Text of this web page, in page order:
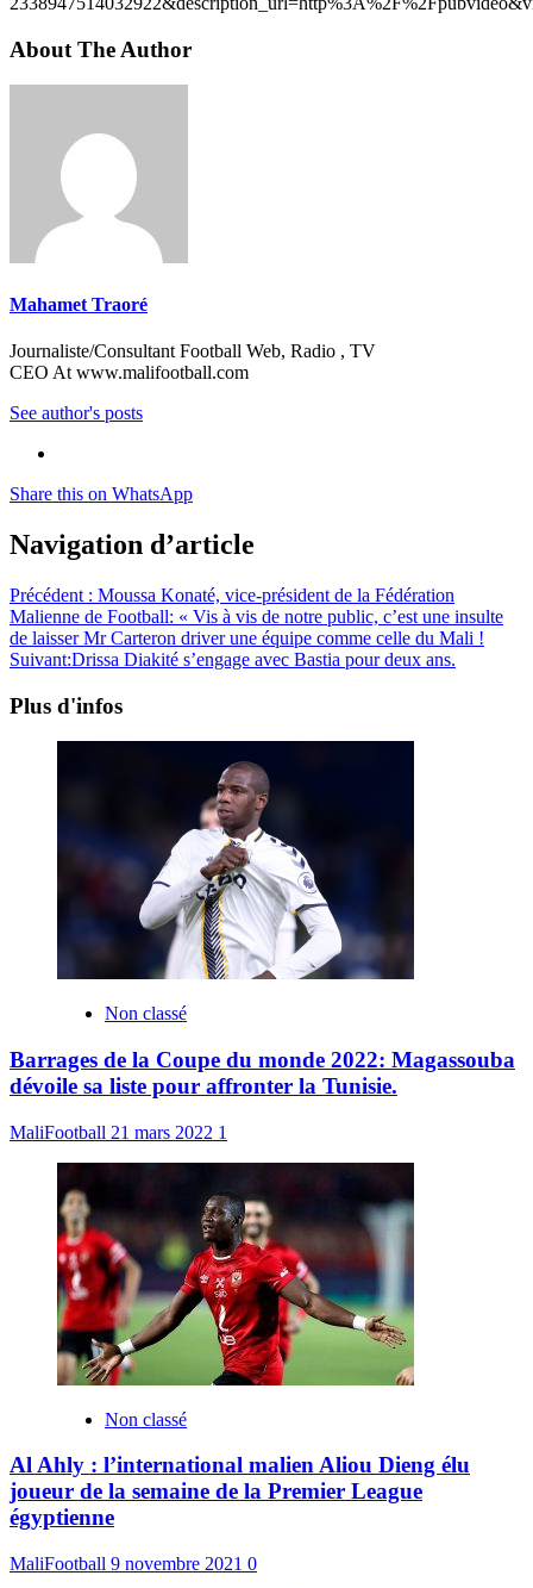
About The Author
Mahamet Traoré
Journaliste/Consultant Football Web, Radio , TV
CEO At www.malifootball.com
See author's posts
Share this on WhatsApp
Navigation d’article
Précédent : Moussa Konaté, vice-président de la Fédération
Malienne de Football: « Vis à vis de notre public, c’est une insulte
de laisser Mr Carteron driver une équipe comme celle du Mali !
Suivant:Drissa Diakité s’engage avec Bastia pour deux ans.
Plus d'infos
Non classé
Barrages de la Coupe du monde 2022: Magassouba
dévoile sa liste pour affronter la Tunisie.
MaliFootball 21 mars 2022 1
Non classé
Al Ahly : l’international malien Aliou Dieng élu
joueur de la semaine de la Premier League
égyptienne
MaliFootball 9 novembre 2021 0